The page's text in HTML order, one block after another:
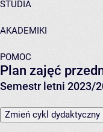
STUDIA
AKADEMIKI
POMOC
Plan zajęć
Semestr letni 2023/
Zmień cykl dydaktyczny